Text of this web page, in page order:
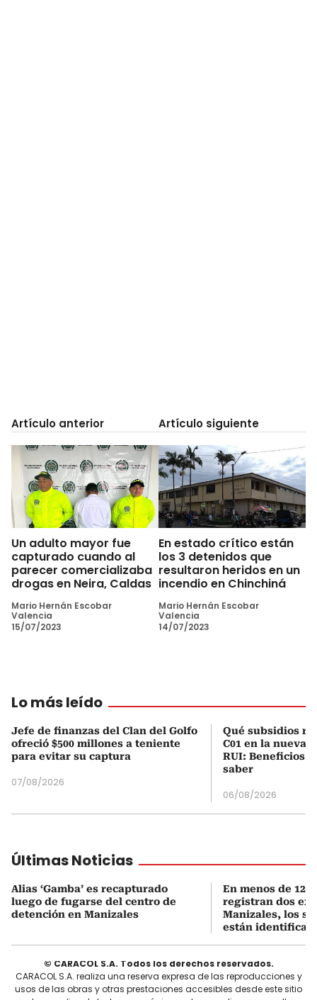
Artículo anterior
Un adulto mayor fue
capturado cuando al
parecer comercializaba
drogas en Neira, Caldas
Mario Hernán Escobar
Valencia
15/07/2023
Artículo siguiente
En estado crítico están
los 3 detenidos que
resultaron heridos en un
incendio en Chinchiná
Mario Hernán Escobar
Valencia
14/07/2023
Lo más leído
Jefe de finanzas del Clan del Golfo
ofreció $500 millones a teniente
para evitar su captura
07/08/2026
Qué subsidios
C01 en la nueva
RUI: Beneficios
saber
06/08/2026
Últimas Noticias
Alias ‘Gamba’ es recapturado
luego de fugarse del centro de
detención en Manizales
En menos de 12
registran dos
Manizales, los
están
© CARACOL S.A. Todos los derechos reservados.
CARACOL S.A. realiza una reserva expresa de las reproducciones y
usos de las obras y otras prestaciones accesibles desde este sitio